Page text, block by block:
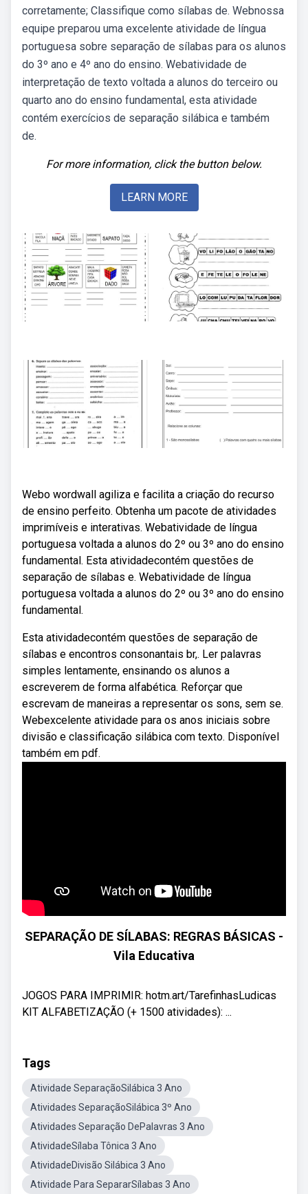
corretamente; Classifique como sílabas de. Webnossa
equipe preparou uma excelente atividade de língua
portuguesa sobre separação de sílabas para os alunos
do 3º ano e 4º ano do ensino. Webatividade de
interpretação de texto voltada a alunos do terceiro ou
quarto ano do ensino fundamental, esta atividade
contém exercícios de separação silábica e também
de.
For more information, click the button below.
LEARN MORE
Webo wordwall agiliza e facilita a criação do recurso
de ensino perfeito. Obtenha um pacote de atividades
imprimíveis e interativas. Webatividade de língua
portuguesa voltada a alunos do 2º ou 3º ano do ensino
fundamental. Esta atividadecontém questões de
separação de sílabas e. Webatividade de língua
portuguesa voltada a alunos do 2º ou 3º ano do ensino
fundamental.
Esta atividadecontém questões de separação de
sílabas e encontros consonantais br,. Ler palavras
simples lentamente, ensinando os alunos a
escreverem de forma alfabética. Reforçar que
escrevam de maneiras a representar os sons, sem se.
Webexcelente atividade para os anos iniciais sobre
divisão e classificação silábica com texto. Disponível
também em pdf.
SEPARAÇÃO DE SÍLABAS: REGRAS BÁSICAS -
Vila Educativa
JOGOS PARA IMPRIMIR: hotm.art/TarefinhasLudicas
KIT ALFABETIZAÇÃO (+ 1500 atividades): ...
Tags
Atividade SeparaçãoSilábica 3 Ano
Atividades SeparaçãoSilábica 3º Ano
Atividades Separação DePalavras 3 Ano
AtividadeSílaba Tônica 3 Ano
AtividadeDivisão Silábica 3 Ano
Atividade Para SepararSílabas 3 Ano